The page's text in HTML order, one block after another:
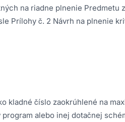
na riadne plnenie Predmetu
Prílohy č. 2 Návrh na plnenie
kladné číslo zaokrúhlené na
alebo inej dotačnej